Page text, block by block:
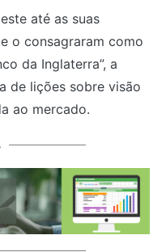
até as suas
o consagraram como
da Inglaterra”, a
de lições sobre visão
ao mercado.